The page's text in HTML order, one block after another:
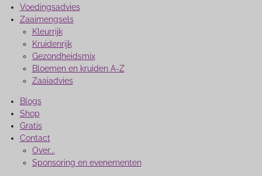
Voedingsadvies
Zaaimengsels
Kleurrijk
Kruidenrijk
Gezondheidsmix
Bloemen en kruiden A-Z
Zaaiadvies
Blogs
Shop
Gratis
Contact
Over...
Sponsoring en evenementen